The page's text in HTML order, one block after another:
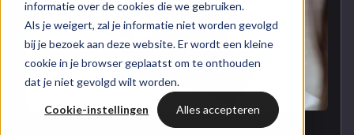
informatie over de cookies die we gebruiken.
Als je weigert, zal je informatie niet worden gevolgd
bij je bezoek aan deze website. Er wordt een kleine
cookie in je browser geplaatst om te onthouden
dat je niet gevolgd wilt worden.
Cookie-instellingen Alles accepteren
HubSpot implementatie
HubSpot automations
HubSpot integraties
Bright
WELKOM BIJ BRIGHT
Inspiratie
page.